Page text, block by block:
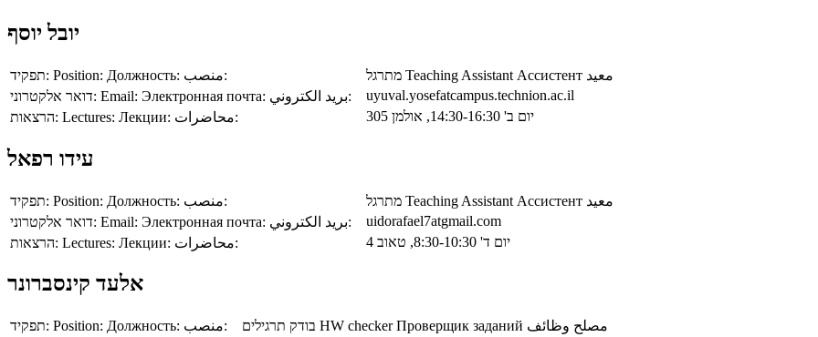
יובל יוסף
תפקיד: Position: Должность: منصب: מתרגל Teaching Assistant Ассистент معيد
דואר אלקטרוני: Email: Электронная почта: بريد الكتروني:
uyuval.yosefatcampus.technion.ac.il
הרצאות: Lectures: Лекции: محاضرات: יום ב' 14:30-16:30, אולמן 305
עידו רפאל
תפקיד: Position: Должность: منصب: מתרגל Teaching Assistant Ассистент معيد
דואר אלקטרוני: Email: Электронная почта: بريد الكتروني:
uidorafael7atgmail.com
הרצאות: Lectures: Лекции: محاضرات: יום ד' 8:30-10:30, טאוב 4
אלעד קינסברונר
תפקיד: Position: Должность: منصب: בודק תרגילים HW checker Проверщик заданий مصلح وظائف